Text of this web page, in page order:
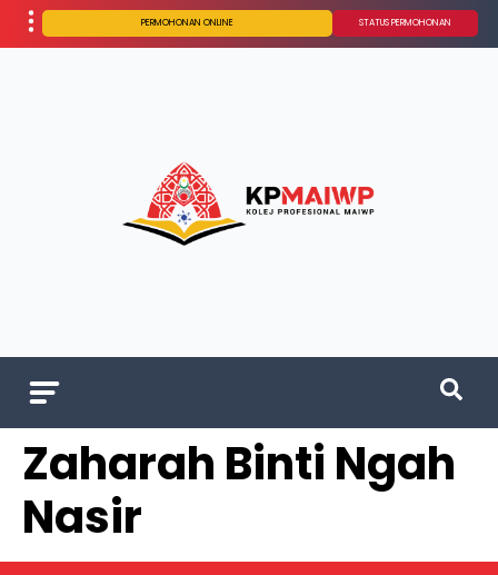
PERMOHONAN ONLINE STATUS PERMOHONAN
Zaharah Binti Ngah
Nasir